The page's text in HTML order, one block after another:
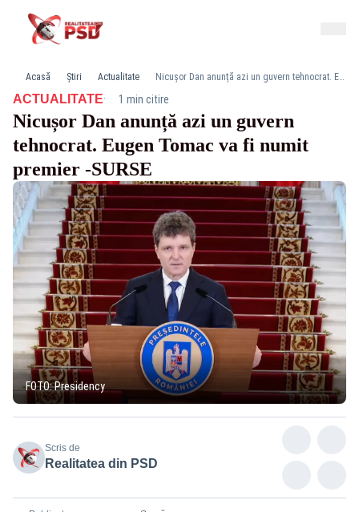
Acasă Știri Actualitate Nicușor Dan anunță azi un guvern tehnocrat. Eugen Tomac va fi numit premier -SURSE
ACTUALITATE· 1 min citire
Nicușor Dan anunță azi un guvern
tehnocrat. Eugen Tomac va fi numit
premier -SURSE
FOTO: Presidency
Scris de
Realitatea din PSD